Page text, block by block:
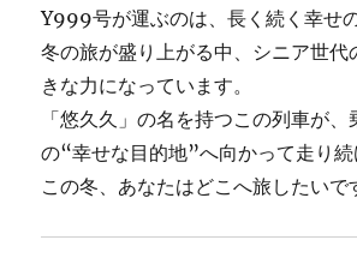
Y999号が運ぶのは、長く続く幸せ
冬の旅が盛り上がる中、シニア世代
きな力になっています。
「悠久久」の名を持つこの列車が、
の“幸せな目的地”へ向かって走り続
この冬、あなたはどこへ旅したいで